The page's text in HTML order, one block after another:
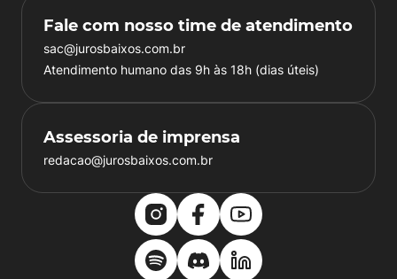
Fale com nosso time de atendimento
sac@jurosbaixos.com.br
Atendimento humano das 9h às 18h (dias úteis)
Assessoria de imprensa
redacao@jurosbaixos.com.br